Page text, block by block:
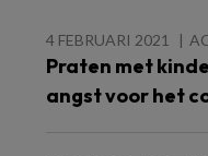
4 FEBRUARI 2021
Praten met
angst voor het